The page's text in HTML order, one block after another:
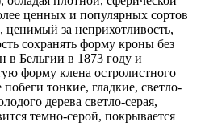
ценных и популярных сортов
ценимый за неприхотливость,
сохранять форму кроны без
в Бельгии в 1873 году и
форму клена остролистного
тонкие, гладкие, светло-
дерева светло-серая,
темно-серой, покрывается